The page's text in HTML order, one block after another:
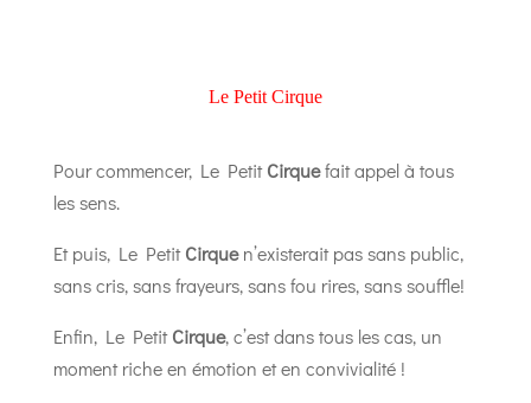
Le Petit Cirque
Pour commencer, Le PetitCirquefait appel à tous
les sens.
Et puis, Le PetitCirquen’existerait pas sans public,
sans cris, sans frayeurs, sans fou rires, sans souffle!
Enfin, Le PetitCirque, c’est dans tous les cas, un
moment riche en émotion et en convivialité !